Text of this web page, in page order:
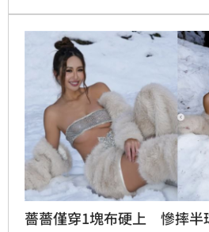
子都快掉了。蔡佩伶報導
薔薔僅穿1塊布硬上 慘摔半